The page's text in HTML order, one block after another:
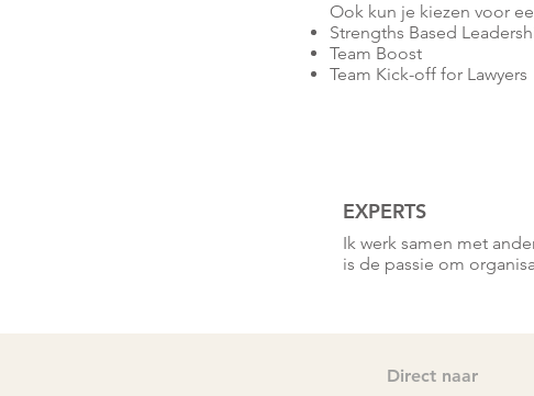
Ook kun je kiezen voor
Strengths Based
Team Boost
Team Kick-off for Lawyers
Ik werk samen met
is de passie om
EXPERTS
Direct naar